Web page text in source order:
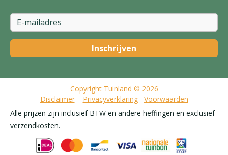
Copyright Tuinland © 2026
Disclaimer
Privacyverklaring
Voorwaarden
Alle prijzen zijn inclusief BTW en andere heffingen en exclusief
verzendkosten.